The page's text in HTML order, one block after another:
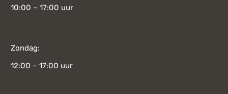
10:00 – 17:00 uur
Zondag:
12:00 – 17:00 uur